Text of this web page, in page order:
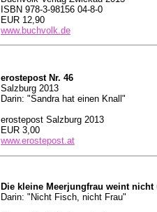
ISBN 978-3-98156 04-8-0
EUR 12,90
www.buchvolk.de
erostepost Nr. 46
Salzburg 2013
Darin: "Sandra hat einen Knall"
erostepost Salzburg 2013
EUR 3,00
www.erostepost.at
Die kleine Meerjungfrau weint
Darin: "Nicht Fisch, nicht Frau"